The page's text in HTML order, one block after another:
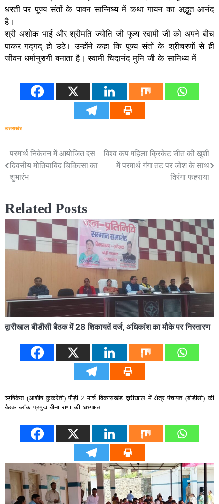
धरती पर पूज्य संतों के पावन सान्निध्य में कथा गायन का अद्भुत आनंद
है।
श्री अशोक भाई और श्रीमति ज्योति जी पूज्य स्वामी जी को अपने बीच
पाकर गद्गद् हो उठे। उन्होंने कहा कि पूज्य संतों के श्रीचरणों से ही
जीवन धर्मानुरागी बनाता है। स्वामी चिदानंद मुनि जी के सानिध्य में
उत्तराखंड
Post
navigation
परमार्थ निकेतन में आयोजित दस
दिवसीय मोतियाबिंद चिकित्सा का
शुभारंभ
विश्व कप महिला क्रिकेट जीत की खुशी
में परमार्थ गंगा तट पर जोश के साथ
तिरंगा फहराया
Related Posts
द्वारीखाल बीडीसी बैठक में 28 शिकायतें दर्ज, अधिकांश का मौके पर निस्तारण
ऋषिकेश (आशीष कुकरेती) पौड़ी 2 मार्च विकासखंड द्वारीखाल में क्षेत्र पंचायत (बीडीसी) की
बैठक ब्लॉक प्रमुख बीना राणा की अध्यक्षता…